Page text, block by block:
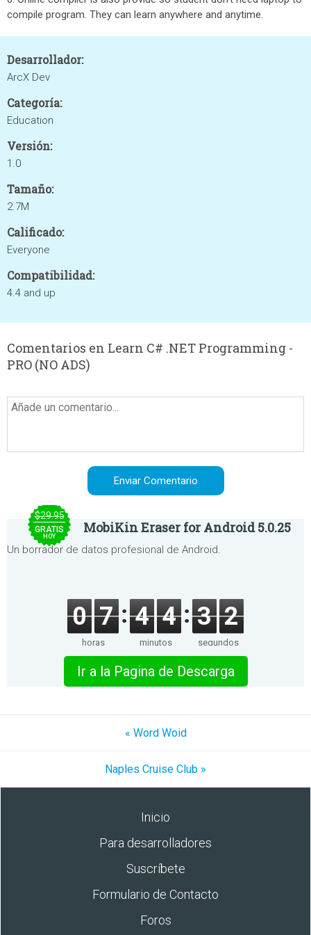
compile program. They can learn anywhere and anytime.
Desarrollador:
ArcX Dev
Categoría:
Education
Versión:
1.0
Tamaño:
2.7M
Calificado:
Everyone
Compatibilidad:
4.4 and up
Comentarios en Learn C# .NET Programming -
PRO (NO ADS)
$29.95
GRATIS
HOY
MobiKin Eraser for Android 5.0.25
Un borrador de datos profesional de Android.
0 7
horas
4 4
minutos
3 2
segundos
Ir a la Pagina de Descarga
« Word Woid
Naples Cruise Club »
Inicio
Para desarrolladores
Suscríbete
Formulario de Contacto
Foros